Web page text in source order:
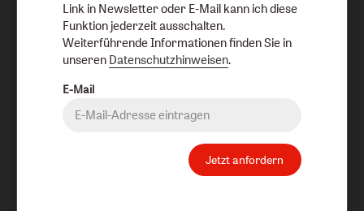
Link in Newsletter oder E-Mail kann ich diese
Funktion jederzeit ausschalten.
Weiterführende Informationen finden Sie in
unseren Datenschutzhinweisen.
E-Mail
Jetzt anfordern